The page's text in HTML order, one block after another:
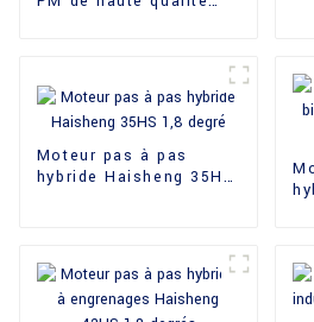
Moteur pas à pas
hybride Haisheng 35HS